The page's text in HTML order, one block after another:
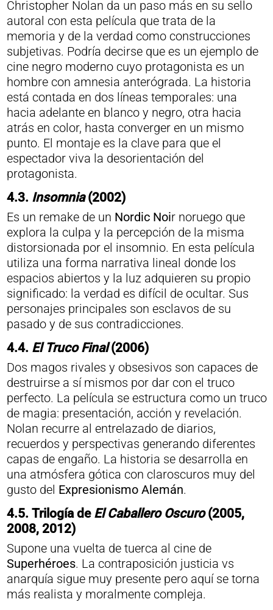
Christopher Nolan da un paso más en su sello
autoral con esta película que trata de la
memoria y de la verdad como construcciones
subjetivas. Podría decirse que es un ejemplo de
cine negro moderno cuyo protagonista es un
hombre con amnesia anterógrada. La historia
está contada en dos líneas temporales: una
hacia adelante en blanco y negro, otra hacia
atrás en color, hasta converger en un mismo
punto. El montaje es la clave para que el
espectador viva la desorientación del
protagonista.
4.3. Insomnia (2002)
Es un remake de un Nordic Noir noruego que
explora la culpa y la percepción de la misma
distorsionada por el insomnio. En esta película
utiliza una forma narrativa lineal donde los
espacios abiertos y la luz adquieren su propio
significado: la verdad es difícil de ocultar. Sus
personajes principales son esclavos de su
pasado y de sus contradicciones.
4.4. El Truco Final (2006)
Dos magos rivales y obsesivos son capaces de
destruirse a sí mismos por dar con el truco
perfecto. La película se estructura como un truco
de magia: presentación, acción y revelación.
Nolan recurre al entrelazado de diarios,
recuerdos y perspectivas generando diferentes
capas de engaño. La historia se desarrolla en
una atmósfera gótica con claroscuros muy del
gusto del Expresionismo Alemán.
4.5. Trilogía de El Caballero Oscuro(2005,
2008, 2012)
Supone una vuelta de tuerca al cine de
Superhéroes. La contraposición justicia vs
anarquía sigue muy presente pero aquí se torna
más realista y moralmente compleja.